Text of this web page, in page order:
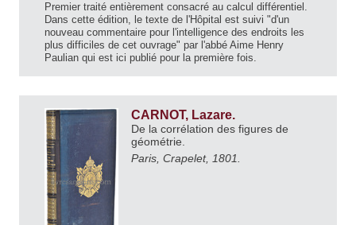
Premier traité entièrement consacré au calcul différentiel.
Dans cette édition, le texte de l'Hôpital est suivi "d'un
nouveau commentaire pour l'intelligence des endroits les
plus difficiles de cet ouvrage" par l'abbé Aime Henry
Paulian qui est ici publié pour la première fois.
CARNOT, Lazare.
De la corrélation des figures de
géométrie.
Paris, Crapelet, 1801.